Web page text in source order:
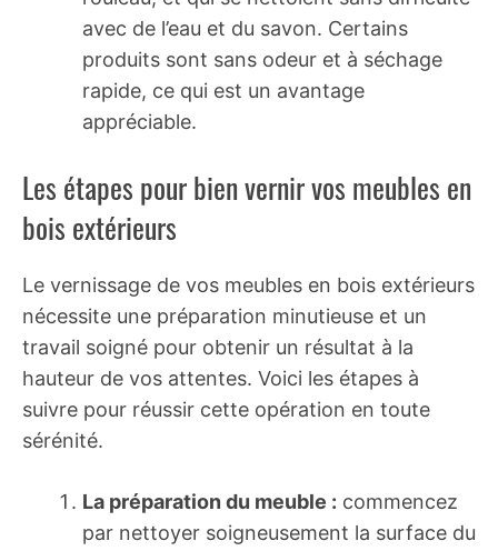
avec de l’eau et du savon. Certains
produits sont sans odeur et à séchage
rapide, ce qui est un avantage
appréciable.
Les étapes pour bien vernir vos meubles en
bois extérieurs
Le vernissage de vos meubles en bois extérieurs
nécessite une préparation minutieuse et un
travail soigné pour obtenir un résultat à la
hauteur de vos attentes. Voici les étapes à
suivre pour réussir cette opération en toute
sérénité.
La préparation du meuble : commencez
par nettoyer soigneusement la surface du